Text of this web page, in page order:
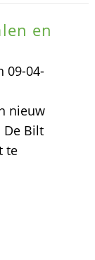
en
09-04-
nieuw
De Bilt
te